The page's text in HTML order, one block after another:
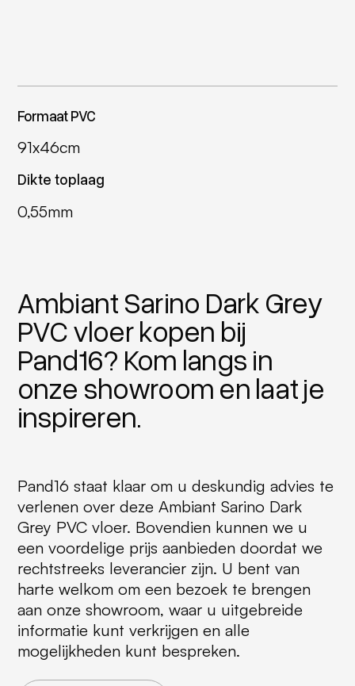
Formaat PVC
91x46cm
Dikte toplaag
0,55mm
Ambiant Sarino Dark Grey
PVC vloer kopen bij
Pand16? Kom langs in
onze showroom en laat je
inspireren.
Pand16 staat klaar om u deskundig advies te
verlenen over deze Ambiant Sarino Dark
Grey PVC vloer. Bovendien kunnen we u
een voordelige prijs aanbieden doordat we
rechtstreeks leverancier zijn. U bent van
harte welkom om een bezoek te brengen
aan onze showroom, waar u uitgebreide
informatie kunt verkrijgen en alle
mogelijkheden kunt bespreken.